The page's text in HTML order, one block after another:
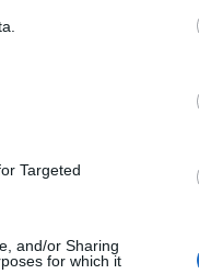
Targeted
and/or Sharing
for which it